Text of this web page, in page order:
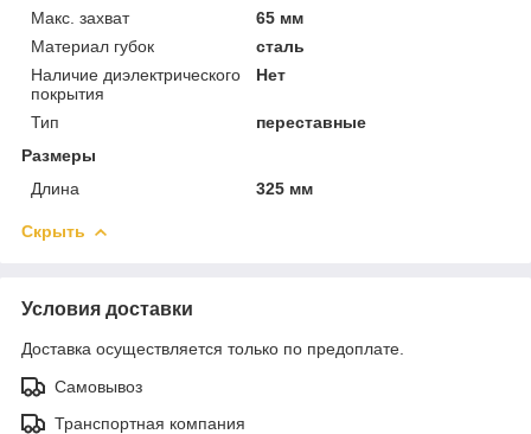
Макс. захват
65 мм
Материал губок
сталь
Наличие диэлектрического
покрытия
Нет
Тип
переставные
Размеры
Длина
325 мм
Скрыть
Условия доставки
Доставка осуществляется только по предоплате.
Самовывоз
Транспортная компания